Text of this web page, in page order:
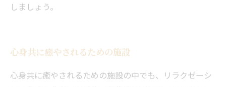
しましょう。
心身共に癒やされるための施設
心身共に癒やされるための施設の中でも、リラクゼーシ